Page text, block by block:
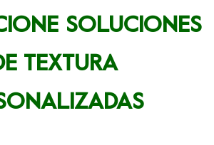
SOLUCIONES
TEXTURA